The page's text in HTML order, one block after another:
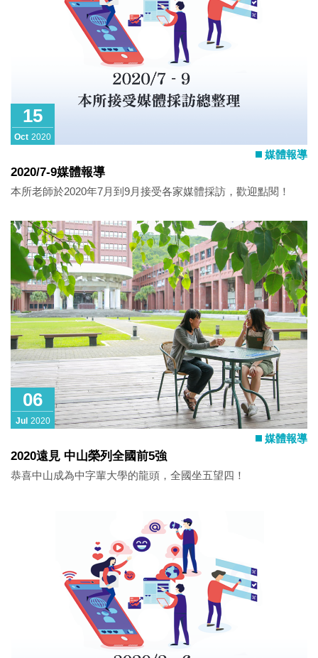
15
Oct 2020
媒體報導
2020/7-9媒體報導
本所老師於2020年7月到9月接受各家媒體採訪，歡迎點閱！
06
Jul 2020
媒體報導
2020遠見 中山榮列全國前5強
恭喜中山成為中字輩大學的龍頭，全國坐五望四！